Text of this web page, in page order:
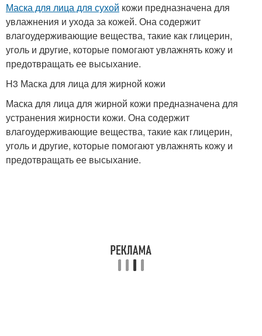
Маска для лица для сухой кожи предназначена для
увлажнения и ухода за кожей. Она содержит
влагоудерживающие вещества, такие как глицерин,
уголь и другие, которые помогают увлажнять кожу и
предотвращать ее высыхание.
H3 Маска для лица для жирной кожи
Маска для лица для жирной кожи предназначена для
устранения жирности кожи. Она содержит
влагоудерживающие вещества, такие как глицерин,
уголь и другие, которые помогают увлажнять кожу и
предотвращать ее высыхание.